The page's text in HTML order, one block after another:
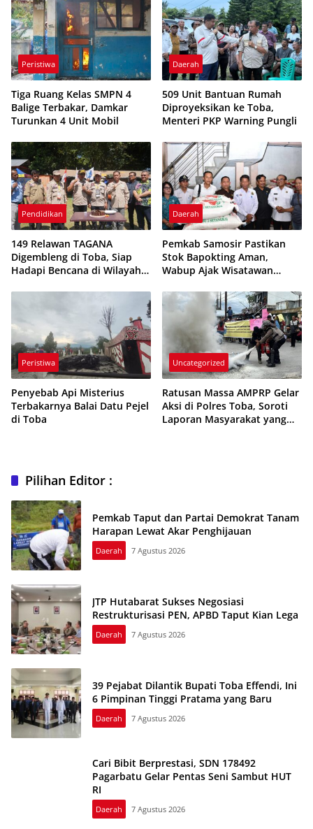
Peristiwa
Tiga Ruang Kelas SMPN 4
Balige Terbakar, Damkar
Turunkan 4 Unit Mobil
Daerah
509 Unit Bantuan Rumah
Diproyeksikan ke Toba,
Menteri PKP Warning Pungli
Pendidikan
149 Relawan TAGANA
Digembleng di Toba, Siap
Hadapi Bencana di Wilayah
Daerah
Pemkab Samosir Pastikan
Stok Bapokting Aman,
Wabup Ajak Wisatawan
Peristiwa
Penyebab Api Misterius
Terbakarnya Balai Datu Pejel
di Toba
Uncategorized
Ratusan Massa AMPRP Gelar
Aksi di Polres Toba, Soroti
Laporan Masyarakat yang
Pilihan Editor :
Pemkab Taput dan Partai Demokrat Tanam
Harapan Lewat Akar Penghijauan
Daerah 7 Agustus 2026
JTP Hutabarat Sukses Negosiasi
Restrukturisasi PEN, APBD Taput Kian Lega
Daerah 7 Agustus 2026
39 Pejabat Dilantik Bupati Toba Effendi, Ini
6 Pimpinan Tinggi Pratama yang Baru
Daerah 7 Agustus 2026
Cari Bibit Berprestasi, SDN 178492
Pagarbatu Gelar Pentas Seni Sambut HUT
RI
Daerah 7 Agustus 2026